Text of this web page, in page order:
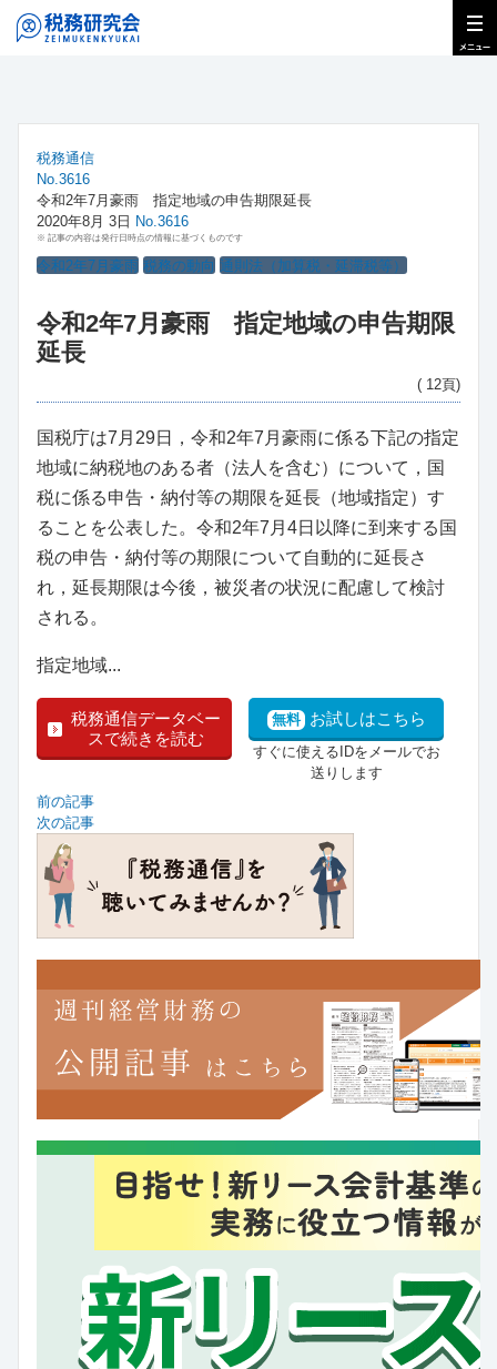
税務通信
No.3616
令和2年7月豪雨 指定地域の申告期限延長
2020年8月 3日 No.3616
※ 記事の内容は発行日時点の情報に基づくものです
令和2年7月豪雨 税務の動向 通則法（加算税・延滞税等）
令和2年7月豪雨 指定地域の申告期限
延長
( 12頁)
国税庁は7月29日，令和2年7月豪雨に係る下記の指定
地域に納税地のある者（法人を含む）について，国
税に係る申告・納付等の期限を延長（地域指定）す
ることを公表した。令和2年7月4日以降に到来する国
税の申告・納付等の期限について自動的に延長さ
れ，延長期限は今後，被災者の状況に配慮して検討
される。
指定地域...
税務通信データベー
スで続きを読む
無料 お試しはこちら
すぐに使えるIDをメールでお
送りします
前の記事
次の記事